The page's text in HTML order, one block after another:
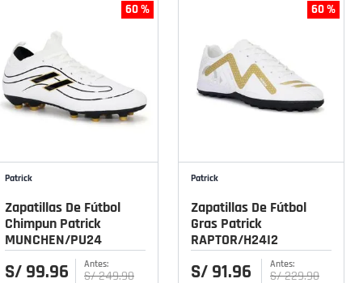
60 %
Patrick
Zapatillas De Fútbol
Chimpun Patrick
MUNCHEN/PU24
S/ 99.96 S/249.90
60 %
Patrick
Zapatillas De Fútbol
Gras Patrick
RAPTOR/H24I2
S/ 91.96 S/229.90